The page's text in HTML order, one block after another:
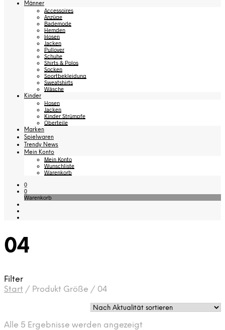
Männer
Accessoires
Anzüge
Bademode
Hemden
Hosen
Jacken
Pullover
Schuhe
Shirts & Polos
Socken
Sportbekleidung
Sweatshirts
Wäsche
Kinder
Hosen
Jacken
Kinder Strümpfe
Oberteile
Marken
Spielwaren
Trendy News
Mein Konto
Mein Konto
Wunschliste
Warenkorb
0
0
Warenkorb
04
Filter
Start / Produkt Größe / 04
Alle 5 Ergebnisse werden angezeigt